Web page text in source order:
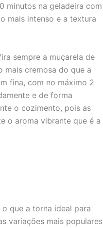
minutos na geladeira com
mais intenso e a textura
sempre a muçarela de
mais cremosa do que a
fina, com no máximo 2
e de forma
o cozimento, pois as
o aroma vibrante que é a
que a torna ideal para
variações mais populares